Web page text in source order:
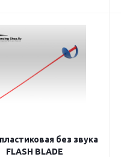
без звука
FLASH BLADE